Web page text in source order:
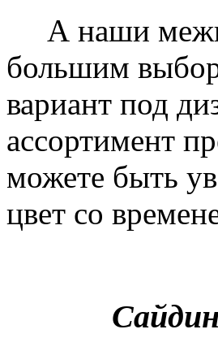
А наши
большим
вариант под
ассортимент
можете быть
цвет со